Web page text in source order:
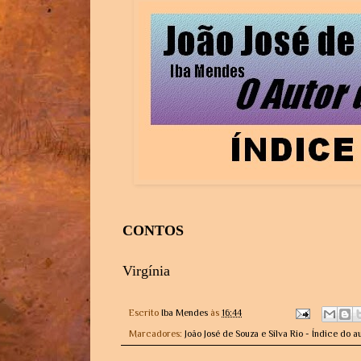
CONTOS
Virgínia
Escrito Iba Mendes às 16:44
Marcadores: João José de Souza e Silva Rio - Índice do